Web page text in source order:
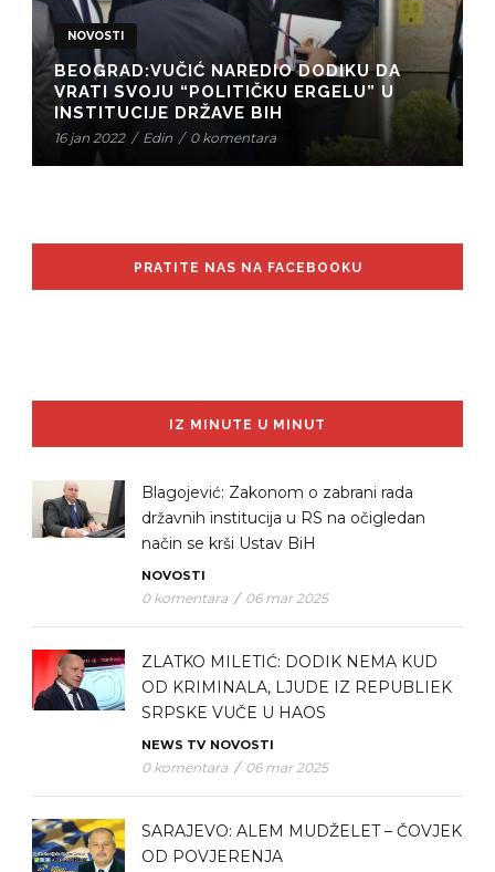
NOVOSTI
BEOGRAD:VUČIĆ NAREDIO DODIKU DA
VRATI SVOJU “POLITIČKU ERGELU” U
INSTITUCIJE DRŽAVE BIH
16 jan 2022 / Edin / 0 komentara
PRATITE NAS NA FACEBOOKU
IZ MINUTE U MINUT
Blagojević: Zakonom o zabrani rada
državnih institucija u RS na očigledan
način se krši Ustav BiH
NOVOSTI
0 komentara / 06 mar 2025
ZLATKO MILETIĆ: DODIK NEMA KUD
OD KRIMINALA, LJUDE IZ REPUBLIEK
SRPSKE VUČE U HAOS
NEWS TV NOVOSTI
0 komentara / 06 mar 2025
SARAJEVO: ALEM MUDŽELET – ČOVJEK
OD POVJERENJA